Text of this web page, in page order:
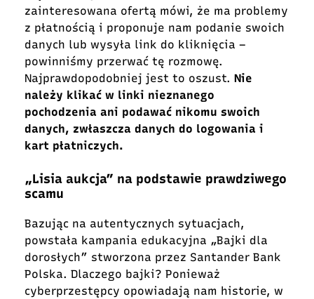
zainteresowana ofertą mówi, że ma problemy
z płatnością i proponuje nam podanie swoich
danych lub wysyła link do kliknięcia –
powinniśmy przerwać tę rozmowę.
Najprawdopodobniej jest to oszust. Nie
należy klikać w linki nieznanego
pochodzenia ani podawać nikomu swoich
danych, zwłaszcza danych do logowania i
kart płatniczych.
„Lisia aukcja” na podstawie prawdziwego
scamu
Bazując na autentycznych sytuacjach,
powstała kampania edukacyjna „Bajki dla
dorosłych” stworzona przez Santander Bank
Polska. Dlaczego bajki? Ponieważ
cyberprzestępcy opowiadają nam historie, w